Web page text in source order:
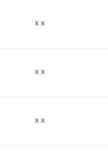
x x
x x
x x